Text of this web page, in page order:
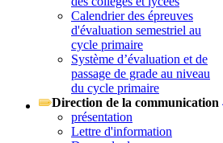
Calendrier des épreuves
d'évaluation semestriel au
cycle primaire
Système d’évaluation et de
passage de grade au niveau
du cycle primaire
Direction de la communication
présentation
Lettre d'information